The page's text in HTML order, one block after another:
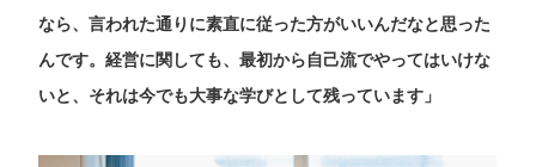
なら、言われた通りに素直に従った方がいいんだなと思った
んです。経営に関しても、最初から自己流でやってはいけな
いと、それは今でも大事な学びとして残っています」